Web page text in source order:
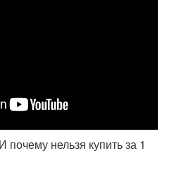
нельзя купить за 1